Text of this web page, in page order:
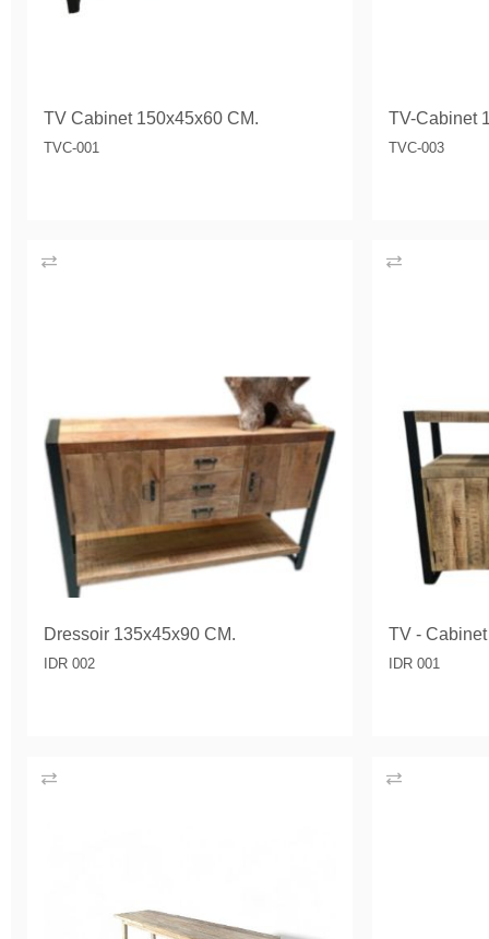
TV Cabinet 150x45x60 CM.
TVC-001
TV-Cabinet
TVC-003
Dressoir 135x45x90 CM.
IDR 002
TV -
IDR 001